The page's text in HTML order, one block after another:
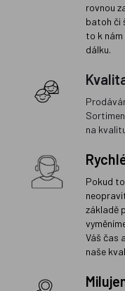
rovnou
batoh či
to k
dálku.
na
Pokud
základě
Váš čas
naše